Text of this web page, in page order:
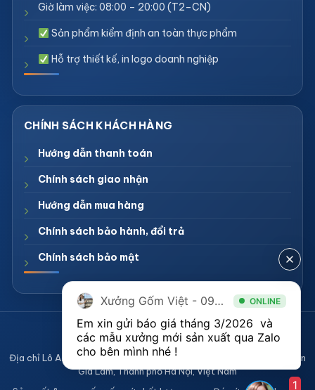
Giờ làm việc: 08:00 – 20:00 (T2–CN)
Sản phẩm kiểm định an toàn thực phẩm
Hỗ trợ thiết kế, in logo doanh nghiệp
Hướng dẫn thanh toán
Chính sách giao nhận
Hướng dẫn mua hàng
Chính sách bảo hành, đổi trả
Chính sách bảo mật
CÔNG TY TNHH XƯỞNG GỐM VIỆT
Mã số thuế 0108836921
Địa chỉ Lô A2, Khu sản xuất làng nghề Bát Tràng, Xã Bát Tràng, Huyện
Gia Lâm, Thành phố Hà Nội, Việt Nam
Xưởng Gốm Việt - 094.1900.823 ONLINE
Em xin gửi báo giá tháng 3/2026  và
các mẫu xưởng mới sản xuất qua Zalo
cho bên mình nhé !
1